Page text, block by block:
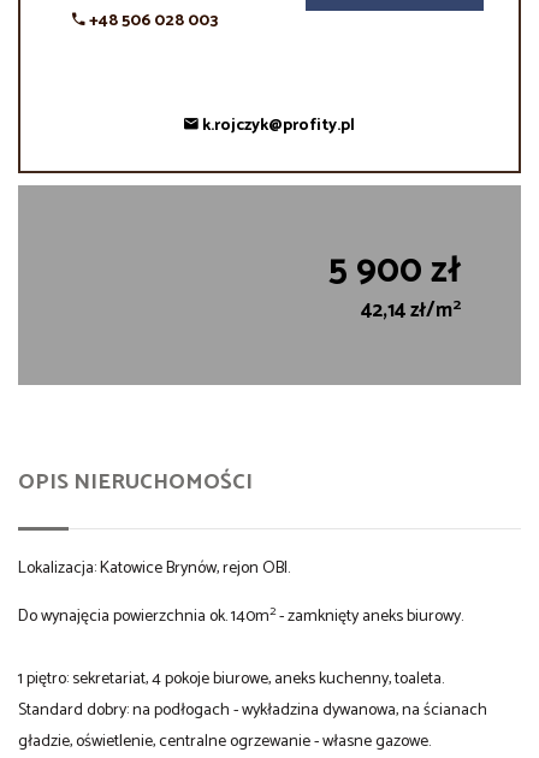
+48 506 028 003
k.rojczyk@profity.pl
5 900 zł
42,14 zł/m2
OPIS NIERUCHOMOŚCI
Lokalizacja: Katowice Brynów, rejon OBI.
Do wynajęcia powierzchnia ok. 140m2- zamknięty aneks biurowy.
1 piętro: sekretariat, 4 pokoje biurowe, aneks kuchenny, toaleta.
Standard dobry: na podłogach - wykładzina dywanowa, na ścianach
gładzie, oświetlenie, centralne ogrzewanie - własne gazowe.